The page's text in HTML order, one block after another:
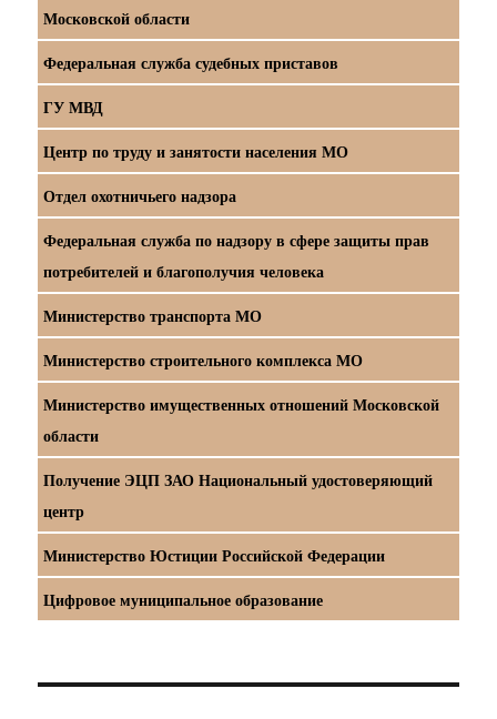
Московской области
Федеральная служба судебных приставов
ГУ МВД
Центр по труду и занятости населения МО
Отдел охотничьего надзора
Федеральная служба по надзору в сфере защиты прав
потребителей и благополучия человека
Министерство транспорта МО
Министерство строительного комплекса МО
Министерство имущественных отношений Московской
области
Получение ЭЦП ЗАО Национальный удостоверяющий
центр
Министерство Юстиции Российской Федерации
Цифровое муниципальное образование